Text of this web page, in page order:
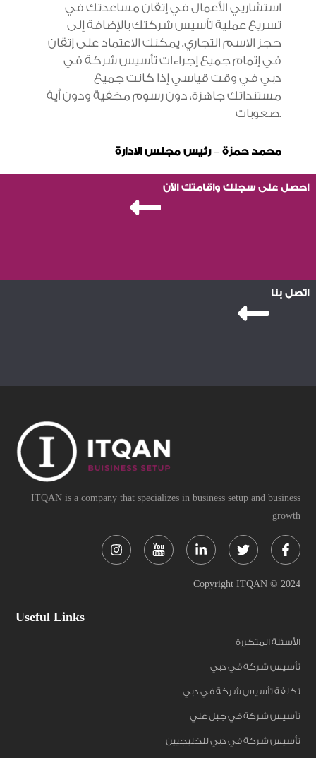
استشاريي الأعمال في إتقان مساعدتك في
تسريع عملية تأسيس شركتك بالإضافة إلى
حجز الاسم التجاري. يمكنك الاعتماد على إتقان
في إتمام جميع إجراءات تأسيس شركة في
دبي في وقت قياسي إذا كانت جميع
مستنداتك جاهزة، دون رسوم مخفية ودون أية
صعوبات.
محمد حمزة – رئيس مجلس الادارة
احصل على سجلك واقامتك الآن
اتصل بنا
ITQAN is a company that specializes in business setup and business
growth
in f
Copyright ITQAN © 2024
Useful Links
الأسئلة المتكررة
تأسيس شركة في دبي
تكلفة تأسيس شركة في دبي
تأسيس شركة في جبل علي
تأسيس شركة في دبي للخليجيين